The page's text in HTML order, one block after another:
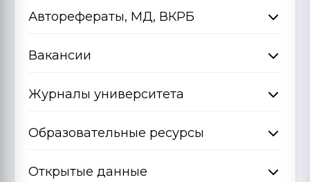
Авторефераты, МД, ВКРБ
Вакансии
Журналы университета
Образовательные ресурсы
Открытые данные